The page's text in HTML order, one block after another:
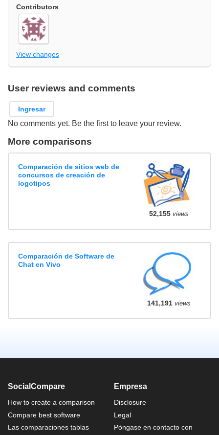
Contributors
View changes
User reviews and comments
Ingresar
No comments yet. Be the first to leave your review.
More comparisons
Comparación de sitios web de
concursos de creación de
logotipos
52,155views
Comparación de Software de
Chat en Vivo
141,191views
SocialCompare
How to create a comparison
Compare best software
Las comparaciones tablas
Empresa
Disclosure
Legal
Póngase en contacto con